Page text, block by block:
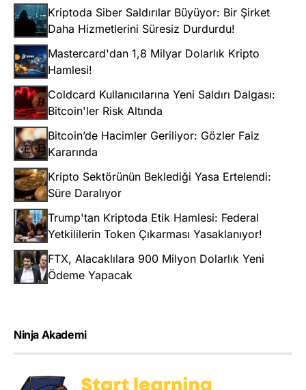
Kriptoda Siber Saldırılar Büyüyor: Bir Şirket
Daha Hizmetlerini Süresiz Durdurdu!
Mastercard'dan 1,8 Milyar Dolarlık Kripto
Hamlesi!
Coldcard Kullanıcılarına Yeni Saldırı Dalgası:
Bitcoin'ler Risk Altında
Bitcoin’de Hacimler Geriliyor: Gözler Faiz
Kararında
Kripto Sektörünün Beklediği Yasa Ertelendi:
Süre Daralıyor
Trump'tan Kriptoda Etik Hamlesi: Federal
Yetkililerin Token Çıkarması Yasaklanıyor!
FTX, Alacaklılara 900 Milyon Dolarlık Yeni
Ödeme Yapacak
Ninja Akademi